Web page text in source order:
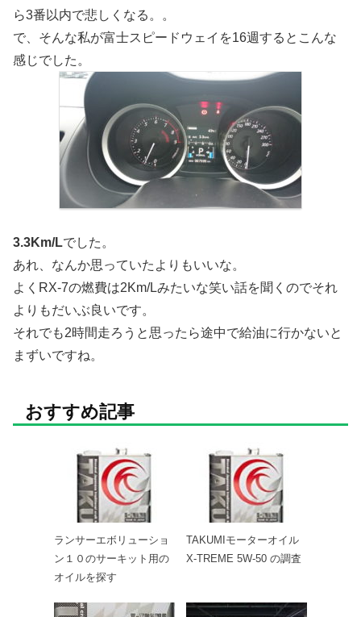
ら3番以内で悲しくなる。。
で、そんな私が富士スピードウェイを16週するとこんな
感じでした。
3.3Km/Lでした。
あれ、なんか思っていたよりもいいな。
よくRX-7の燃費は2Km/Lみたいな笑い話を聞くのでそれ
よりもだいぶ良いです。
それでも2時間走ろうと思ったら途中で給油に行かないと
まずいですね。
おすすめ記事
ランサーエボリューショ
ン１０のサーキット用の
オイルを探す
TAKUMIモーターオイル
X-TREME 5W-50 の調査